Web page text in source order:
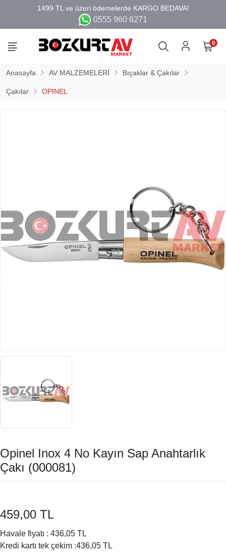
0555 960 6271
0
Anasayfa AV MALZEMELERİ Bıçaklar & Çakılar
Çakılar OPINEL
Opinel Inox 4 No Kayın Sap Anahtarlık
Çakı (000081)
459,00 TL
Havale fiyatı : 436,05 TL
Kredi kartı tek çekim :436,05 TL